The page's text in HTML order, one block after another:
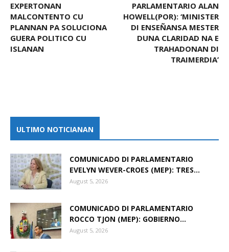
EXPERTONAN
MALCONTENTO CU
PLANNAN PA SOLUCIONA
GUERA POLITICO CU
ISLANAN
PARLAMENTARIO ALAN
HOWELL(POR): ‘MINISTER
DI ENSEÑANSA MESTER
DUNA CLARIDAD NA E
TRAHADONAN DI
TRAIMERDIA’
ULTIMO NOTICIANAN
COMUNICADO DI PARLAMENTARIO
EVELYN WEVER-CROES (MEP): TRES...
August 5, 2026
COMUNICADO DI PARLAMENTARIO
ROCCO TJON (MEP): GOBIERNO...
August 5, 2026